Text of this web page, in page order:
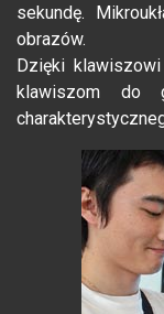
sekundę.
obrazów.
Dzięki
klawiszom